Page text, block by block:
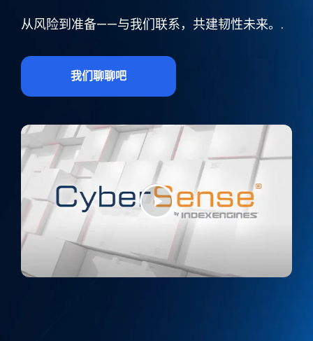
从风险到准备——与我们联系，共建韧性未来。.
我们聊聊吧